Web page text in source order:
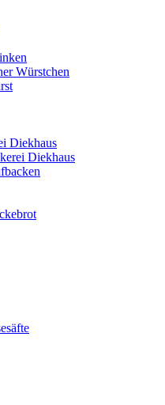
Würstchen
Diekhaus
Diekhaus